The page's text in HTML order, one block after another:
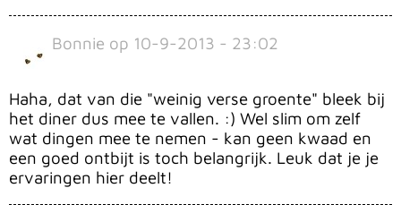
Bonnie op 10-9-2013 - 23:02
Haha, dat van die "weinig verse groente" bleek bij
het diner dus mee te vallen. :) Wel slim om zelf
wat dingen mee te nemen - kan geen kwaad en
een goed ontbijt is toch belangrijk. Leuk dat je je
ervaringen hier deelt!